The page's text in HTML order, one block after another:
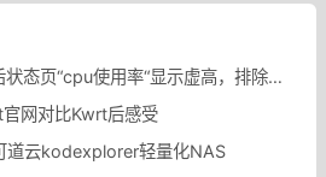
安装luci-app-minidlna后状态页“cpu使用率“显示虚高，排除过程记录。
网对比Kwrt后感受
云kodexplorer轻量化NAS